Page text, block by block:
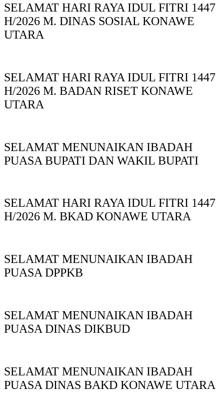
SELAMAT HARI RAYA IDUL FITRI 1447
H/2026 M. DINAS SOSIAL KONAWE
UTARA
SELAMAT HARI RAYA IDUL FITRI 1447
H/2026 M. BADAN RISET KONAWE
UTARA
SELAMAT MENUNAIKAN IBADAH
PUASA BUPATI DAN WAKIL BUPATI
SELAMAT HARI RAYA IDUL FITRI 1447
H/2026 M. BKAD KONAWE UTARA
SELAMAT MENUNAIKAN IBADAH
PUASA DPPKB
SELAMAT MENUNAIKAN IBADAH
PUASA DINAS DIKBUD
SELAMAT MENUNAIKAN IBADAH
PUASA DINAS BAKD KONAWE UTARA